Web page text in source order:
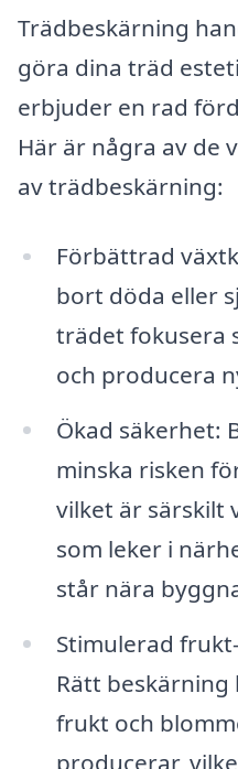
Trädbeskärning
göra dina träd
erbjuder en rad
Här är några av de
av trädbeskärning:
Förbättrad
bort döda eller
trädet fokusera
och producera
Ökad säkerhet:
minska risken
vilket är särskilt
som leker i
står nära
Stimulerad
Rätt beskärning
frukt och
producerar,